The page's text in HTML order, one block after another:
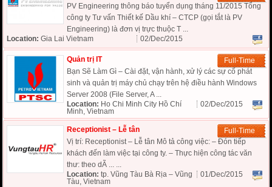
PV Engineering thông báo tuyển dụng tháng 11/2015 Tổng
công ty Tư vấn Thiết kế Dầu khí – CTCP (gọi tắt là PV
Engineering) là đơn vị trực thuộc T ...
Location: Gia Lai Vietnam 02/Dec/2015
Quản trị IT
Full-Time
Bạn Sẽ Làm Gì – Cài đặt, vận hành, xử lý các sự cố phát
sinh và quản trị máy chủ chạy trên hệ điều hành Windows
Server 2008 (File Server, A ...
Location: Ho Chi Minh City Hồ Chí
Minh, Vietnam
02/Dec/2015
Receptionist – Lễ tân
Full-Time
Vị trí: Receptionist – Lễ tân Mô tả công việc: – Đón tiếp
khách đến làm việc tại công ty. – Thực hiện công tác văn
thư: theo dÃ ... ...
Location: tp. Vũng Tàu Bà Rịa – Vũng
Tàu, Vietnam
01/Dec/2015